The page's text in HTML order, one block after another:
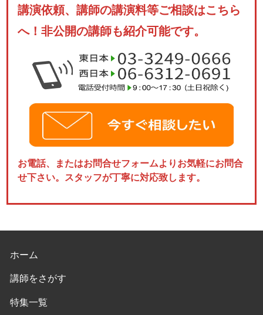
講演依頼、講師の講演料等ご相談はこちら
へ！非公開の講師も紹介可能です。
お電話、またはお問合せフォームよりお気軽にお問合
せ下さい。スタッフが丁寧に対応致します。
ホーム
講師をさがす
特集一覧